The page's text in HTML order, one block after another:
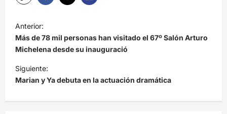
N
a
v
e
g
a
Anterior:
Más de 78 mil personas han visitado el 67º Salón Arturo
Michelena desde su inauguració
Siguiente:
Marian y Ya debuta en la actuación dramática